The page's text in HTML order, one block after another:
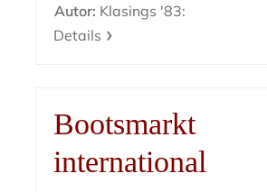
Autor: Klasings '83:
Details
Bootsmarkt
international